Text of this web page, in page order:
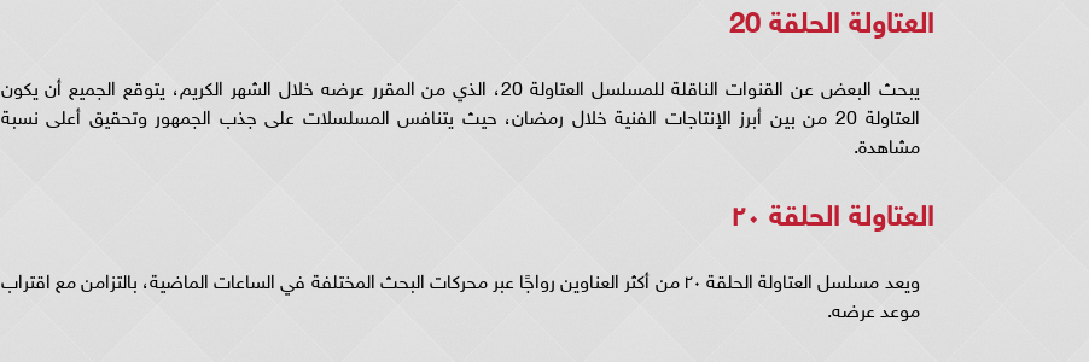
العتاولة الحلقة 20
يبحث البعض عن القنوات الناقلة للمسلسل العتاولة 20، الذي من المقرر عرضه خلال الشهر الكريم، يتوقع الجميع أن يكون
العتاولة 20 من بين أبرز الإنتاجات الفنية خلال رمضان، حيث يتنافس المسلسلات على جذب الجمهور وتحقيق أعلى نسبة
مشاهدة.
العتاولة الحلقة ٢٠
ويعد مسلسل العتاولة الحلقة ٢٠ من أكثر العناوين رواجًا عبر محركات البحث المختلفة في الساعات الماضية، بالتزامن مع اقتراب
موعد عرضه.